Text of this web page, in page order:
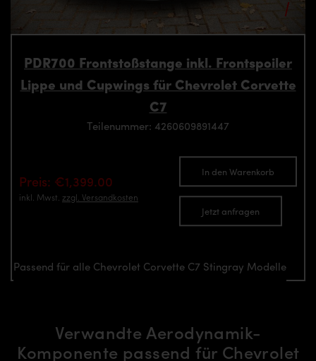
PDR700 Frontstoßstange inkl. Frontspoiler
Lippe und Cupwings für Chevrolet Corvette
C7
Teilenummer: 4260609891447
Preis: €1,399.00
inkl. Mwst. zzgl. Versandkosten
In den Warenkorb
Jetzt anfragen
Passend für alle Chevrolet Corvette C7 Stingray Modelle
Verwandte Aerodynamik-
Komponente passend für Chevrolet